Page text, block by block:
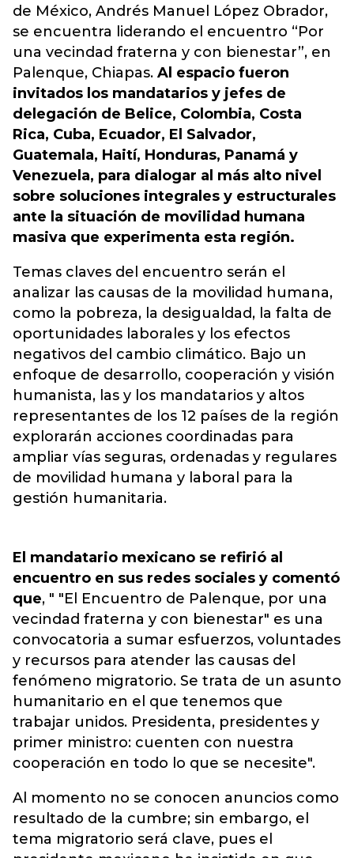
de México, Andrés Manuel López Obrador,
se encuentra liderando el encuentro “Por
una vecindad fraterna y con bienestar”, en
Palenque, Chiapas. Al espacio fueron
invitados los mandatarios y jefes de
delegación de Belice, Colombia, Costa
Rica, Cuba, Ecuador, El Salvador,
Guatemala, Haití, Honduras, Panamá y
Venezuela, para dialogar al más alto nivel
sobre soluciones integrales y estructurales
ante la situación de movilidad humana
masiva que experimenta esta región.
Temas claves del encuentro serán el
analizar las causas de la movilidad humana,
como la pobreza, la desigualdad, la falta de
oportunidades laborales y los efectos
negativos del cambio climático. Bajo un
enfoque de desarrollo, cooperación y visión
humanista, las y los mandatarios y altos
representantes de los 12 países de la región
explorarán acciones coordinadas para
ampliar vías seguras, ordenadas y regulares
de movilidad humana y laboral para la
gestión humanitaria.
El mandatario mexicano se refirió al
encuentro en sus redes sociales y comentó
que, " "El Encuentro de Palenque, por una
vecindad fraterna y con bienestar" es una
convocatoria a sumar esfuerzos, voluntades
y recursos para atender las causas del
fenómeno migratorio. Se trata de un asunto
humanitario en el que tenemos que
trabajar unidos. Presidenta, presidentes y
primer ministro: cuenten con nuestra
cooperación en todo lo que se necesite".
Al momento no se conocen anuncios como
resultado de la cumbre; sin embargo, el
tema migratorio será clave, pues el